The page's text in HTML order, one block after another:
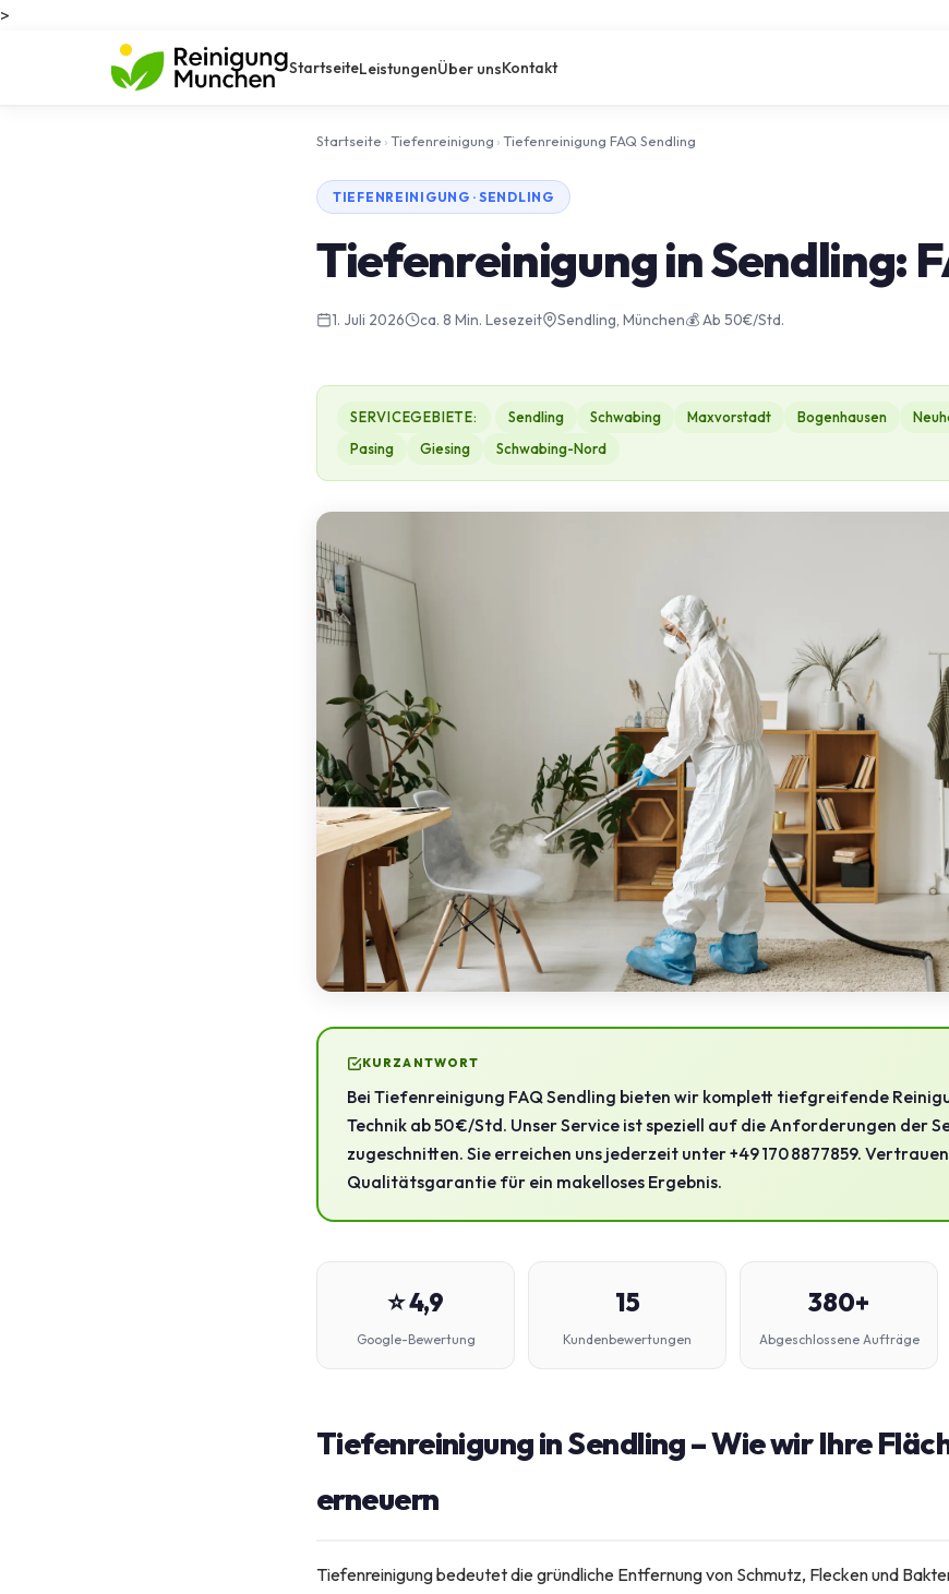
>
StartseiteLeistungenÜber unsKontakt
Startseite ›Tiefenreinigung ›Tiefenreinigung FAQ Sendling
TIEFENREINIGUNG · SENDLING
Tiefenreinigung in Sendling:
1. Juli 2026 ca. 8 Min. Lesezeit Sendling, München💰 Ab 50€/Std.
SERVICEGEBIETE: Sendling Schwabing Maxvorstadt Bogenhausen
Pasing
Giesing Schwabing-Nord
KURZANTWORT
Bei Tiefenreinigung FAQ Sendling bieten wir komplett tiefgreifende
Technik ab 50 €/Std. Unser Service ist speziell auf die Anforderungen der
zugeschnitten. Sie erreichen uns jederzeit unter +49 170 8877859.
Qualitätsgarantie für ein makelloses Ergebnis.
⭐ 4,9
Google-Bewertung
15
Kundenbewertungen
380+
Abgeschlossene Aufträge
Tiefenreinigung in Sendling – Wie wir Ihre
erneuern
Tiefenreinigung bedeutet die gründliche Entfernung von Schmutz, Flecken und